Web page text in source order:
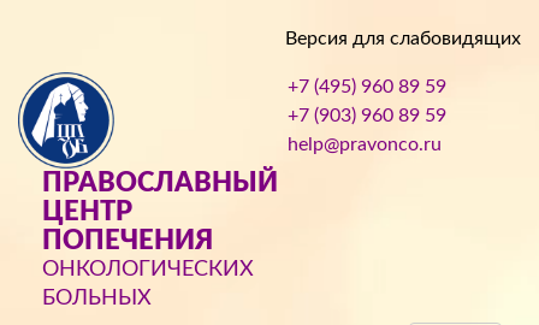
Версия для слабовидящих
ПРАВОСЛАВНЫЙ
ЦЕНТР
ПОПЕЧЕНИЯ
ОНКОЛОГИЧЕСКИХ
БОЛЬНЫХ
+7 (495) 960 89 59
+7 (903) 960 89 59
help@pravonco.ru